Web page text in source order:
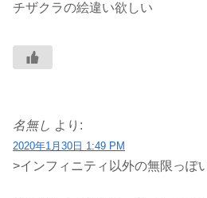
チザクラの絵違い欲しい
名無し より:
2020年1月30日 1:49 PM
>インフィニティ以外の無限っぽ